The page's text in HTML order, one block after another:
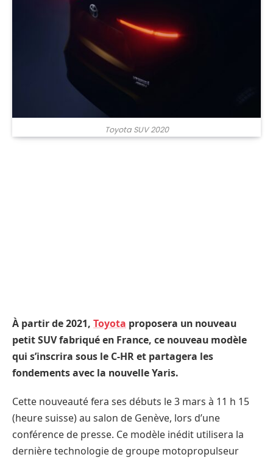
Toyota SUV 2020
À partir de 2021, Toyota proposera un nouveau
petit SUV fabriqué en France, ce nouveau modèle
qui s’inscrira sous le C-HR et partagera les
fondements avec la nouvelle Yaris.
Cette nouveauté fera ses débuts le 3 mars à 11 h 15
(heure suisse) au salon de Genève, lors d’une
conférence de presse. Ce modèle inédit utilisera la
dernière technologie de groupe motopropulseur